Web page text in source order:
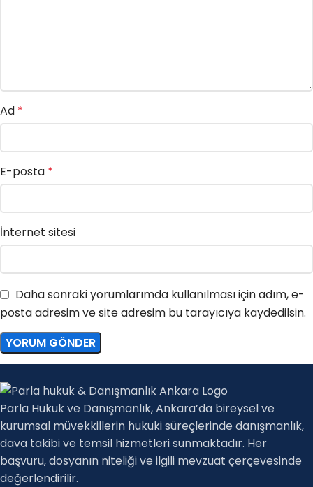
Ad *
E-posta *
İnternet sitesi
Daha sonraki yorumlarımda kullanılması için adım, e-
posta adresim ve site adresim bu tarayıcıya kaydedilsin.
Parla Hukuk ve Danışmanlık, Ankara’da bireysel ve
kurumsal müvekkillerin hukuki süreçlerinde danışmanlık,
dava takibi ve temsil hizmetleri sunmaktadır. Her
başvuru, dosyanın niteliği ve ilgili mevzuat çerçevesinde
değerlendirilir.